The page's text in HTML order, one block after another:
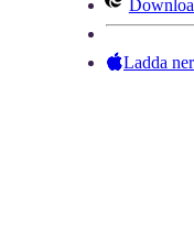
Ladda